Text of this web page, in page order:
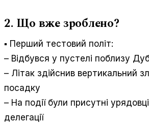
2. Що вже зроблено?
▪️ Перший тестовий політ:
– Відбувся у пустелі поблизу
– Літак здійснив вертикальний
посадку
– На події були присутні
делегації